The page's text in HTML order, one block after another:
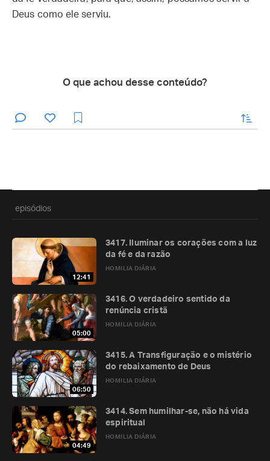
Deus como ele serviu.
O que achou desse conteúdo?
enviar
episódios
12:41
HOMILIA DIÁRIA
3417. Iluminar os corações com a luz
da fé e da razão
05:00
HOMILIA DIÁRIA
3416. O verdadeiro sentido da
renúncia cristã
06:50
HOMILIA DIÁRIA
3415. A Transfiguração e o mistério
do rebaixamento de Deus
04:49
HOMILIA DIÁRIA
3414. Sem humilhar-se, não há vida
espiritual